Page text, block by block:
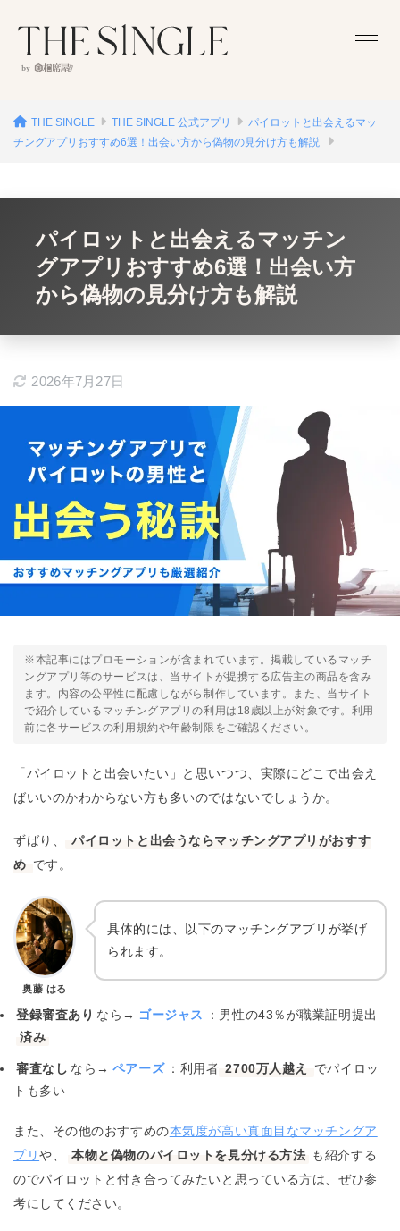
THE SINGLE THE SINGLE 公式アプリ
パイロットと出会えるマッ
チングアプリおすすめ6選！出会い方から偽物の見分け方も解説
パイロットと出会えるマッチン
グアプリおすすめ6選！出会い方
から偽物の見分け方も解説
2026年7月27日
※本記事にはプロモーションが含まれています。掲載しているマッチ
ングアプリ等のサービスは、当サイトが提携する広告主の商品を含み
ます。内容の公平性に配慮しながら制作しています。また、当サイト
で紹介しているマッチングアプリの利用は18歳以上が対象です。利用
前に各サービスの利用規約や年齢制限をご確認ください。
「パイロットと出会いたい」と思いつつ、実際にどこで出会え
ばいいのかわからない方も多いのではないでしょうか。
ずばり、
パイロットと出会うならマッチングアプリがおすす
め です。
奥藤 はる
具体的には、以下のマッチングアプリが挙げ
られます。
登録審査あり なら→ ゴージャス
：男性の43％が職業証明提出
済み
審査なし なら→ ペアーズ ：利用者 2700万人越え
でパイロッ
トも多い
また、その他のおすすめの本気度が高い真面目なマッチングア
プリや、 本物と偽物のパイロットを見分ける方法 も紹介する
のでパイロットと付き合ってみたいと思っている方は、ぜひ参
考にしてください。